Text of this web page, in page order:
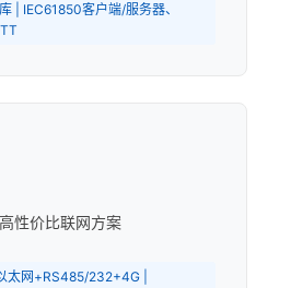
| IEC61850客户端/服务器、
性价比联网方案
太网+RS485/232+4G |